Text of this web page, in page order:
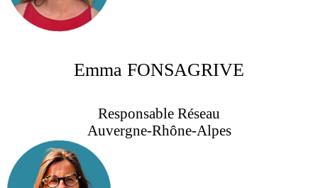
Emma FONSAGRIVE
Responsable Réseau
Auvergne-Rhône-Alpes